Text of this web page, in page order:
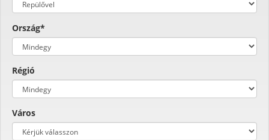
Ország*
Régió
Város